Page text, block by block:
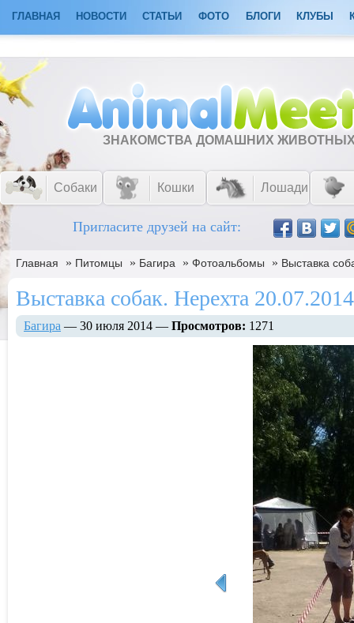
ГЛАВНАЯ НОВОСТИ СТАТЬИ ФОТО БЛОГИ КЛУБЫ
ЗНАКОМСТВА ДОМАШНИХ
Собаки Кошки Лошади
Пригласите друзей на сайт:
Главная » Питомцы » Багира » Фотоальбомы » Выставка
Выставка собак. Нерехта
Багира — 30 июля 2014 — Просмотров: 1271